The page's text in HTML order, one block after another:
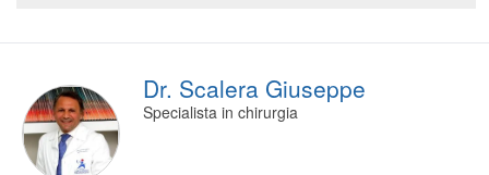
Dr. Scalera Giuseppe
Specialista in chirurgia